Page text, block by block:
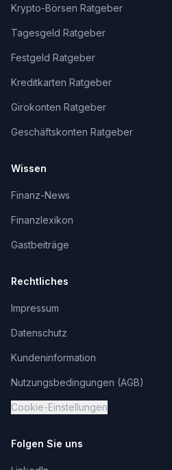
Krypto-Börsen Ratgeber
Tagesgeld Ratgeber
Festgeld Ratgeber
Kreditkarten Ratgeber
Girokonten Ratgeber
Geschäftskonten Ratgeber
Wissen
Finanz-News
Finanzlexikon
Gastbeiträge
Rechtliches
Impressum
Datenschutz
Kundeninformation
Nutzungsbedingungen (AGB)
Cookie-Einstellungen
Folgen Sie uns